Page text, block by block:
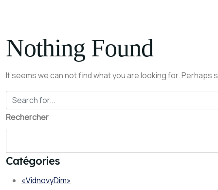
Nothing Found
It seems we can not find what you are looking for. Perhaps
Rechercher
Catégories
«VidnovyDim»